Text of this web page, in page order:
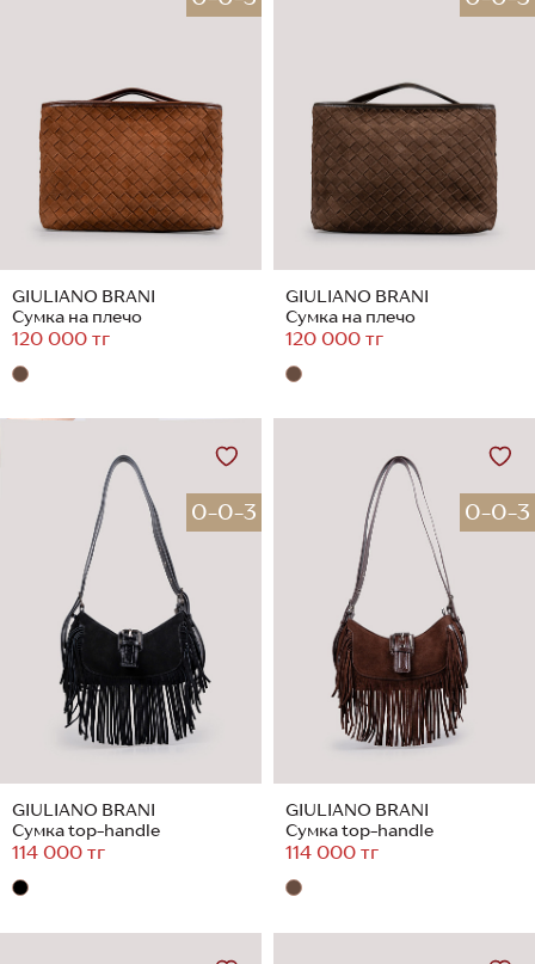
GIULIANO BRANI
Сумка на плечо
120 000 тг
GIULIANO BRANI
Сумка на плечо
120 000 тг
0-0-3
GIULIANO BRANI
Сумка top-handle
114 000 тг
0-0-3
GIULIANO BRANI
Сумка top-handle
114 000 тг